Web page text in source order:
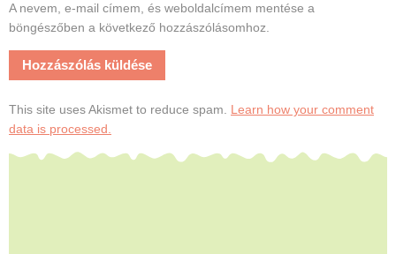
A nevem, e-mail címem, és weboldalcímem mentése a
böngészőben a következő hozzászólásomhoz.
This site uses Akismet to reduce spam. Learn how your comment
data is processed.